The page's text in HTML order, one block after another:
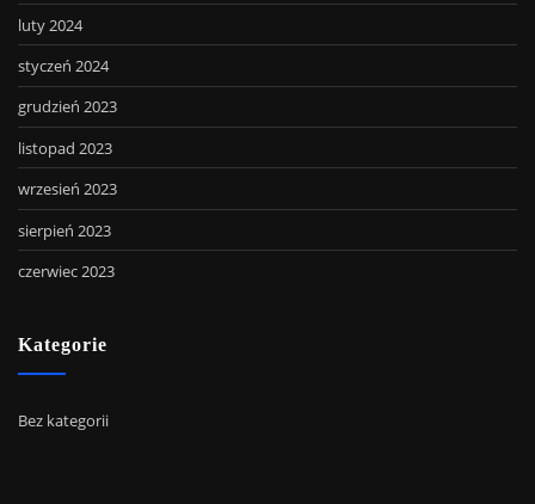
luty 2024
styczeń 2024
grudzień 2023
listopad 2023
wrzesień 2023
sierpień 2023
czerwiec 2023
Kategorie
Bez kategorii